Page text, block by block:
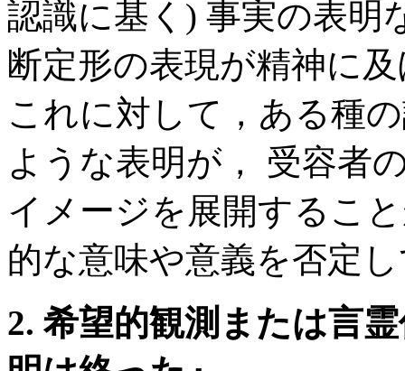
認識に基く) 事実の表明
断定形の表現が精神に
これに対して，ある種
ような表明が， 受容者
イメージを展開するこ
的な意味や意義を否定
2. 希望的観測または言